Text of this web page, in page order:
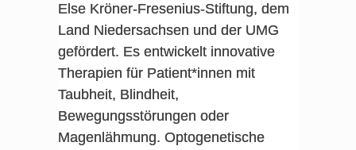
Else Kröner-Fresenius-Stiftung, dem
Land Niedersachsen und der UMG
gefördert. Es entwickelt innovative
Therapien für Patient*innen mit
Taubheit, Blindheit,
Bewegungsstörungen oder
Magenlähmung. Optogenetische